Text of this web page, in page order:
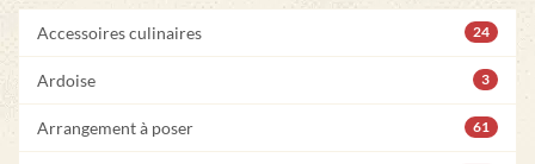
Accessoires culinaires 24
Ardoise 3
Arrangement à poser 61